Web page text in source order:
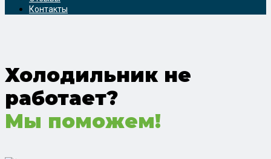
Контакты
Холодильник не
работает?
Мы поможем!